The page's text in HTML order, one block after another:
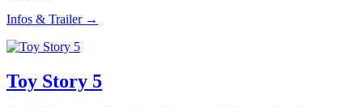
Infos & Trailer →
Toy Story 5